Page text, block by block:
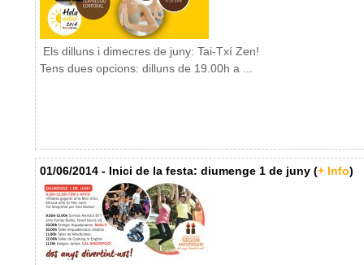
Els dilluns i dimecres de juny: Tai-Txí Zen!
Tens dues opcions: dilluns de 19.00h a ...
01/06/2014 - Inici de la festa: diumenge 1 de juny (+ Info)